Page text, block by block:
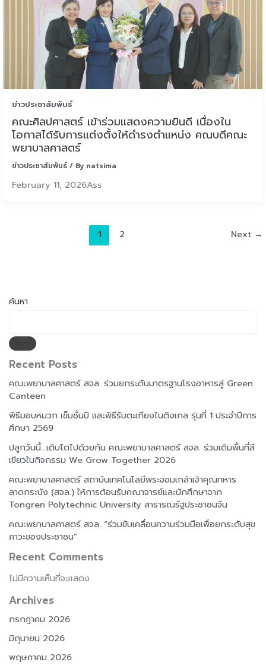
ข่าวประชาสัมพันธ์
คณะศิลปศาสตร์ เข้าร่วมแสดงความยินดี เนื่องใน
โอกาสได้รับการแต่งตั้งให้ดำรงตำแหน่ง คณบดีคณะ
พยาบาลศาสตร์
ข่าวประชาสัมพันธ์ / By natsima
February 11, 2026Ass
1 2 Next →
ค้นหา
Recent Posts
คณะพยาบาลศาสตร์ สจล. ร่วมยกระดับมาตรฐานโรงอาหารสู่ Green
Canteen
พิธีมอบหมวก เข็มชั้นปี และพิธีรับตะเกียงไนติงเกล รุ่นที่ 1 ประจำปีการ
ศึกษา 2569
ปลูกวันนี้…เติบโตไปด้วยกัน คณะพยาบาลศาสตร์ สจล. ร่วมเติมพื้นที่สี
เขียวในกิจกรรม We Grow Together 2026
คณะพยาบาลศาสตร์ สถาบันเทคโนโลยีพระจอมเกล้าเจ้าคุณทหาร
ลาดกระบัง (สจล.) ให้การต้อนรับคณาจารย์และนักศึกษาจาก
Tongren Polytechnic University สาธารณรัฐประชาชนจีน
คณะพยาบาลศาสตร์ สจล. “ร่วมขับเคลื่อนความร่วมมือเพื่อยกระดับสุข
ภาวะของประชาชน”
Recent Comments
ไม่มีความเห็นที่จะแสดง
Archives
กรกฎาคม 2026
มิถุนายน 2026
พฤษภาคม 2026